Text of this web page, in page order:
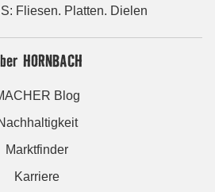
Fliesen. Platten. Dielen
HORNBACH
Blog
Marktfinder
Karriere